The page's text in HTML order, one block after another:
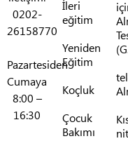
0202-
26158770
Pazartesiden
Cumaya
8:00 –
16:30
İleri
eğitim
Yeniden
Eğitim
Koçluk
Çocuk
Bakımı